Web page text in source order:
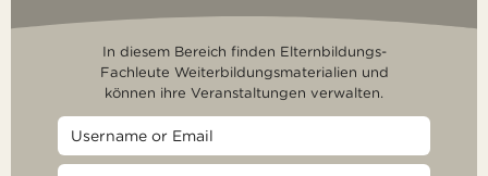
In diesem Bereich finden Elternbildungs-
Fachleute Weiterbildungsmaterialien und
können ihre Veranstaltungen verwalten.